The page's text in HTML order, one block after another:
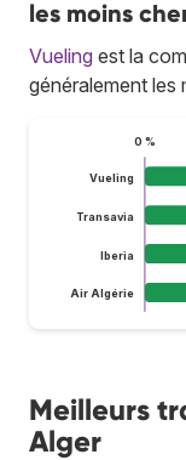
les moins
Vueling est la
généralement les
0 %
Vueling
Transavia
Iberia
Air Algérie
Meilleurs
Alger